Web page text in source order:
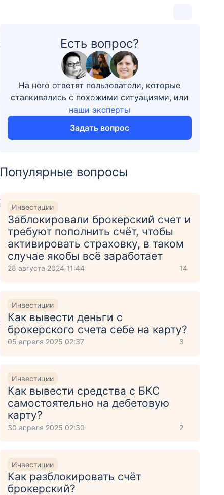
Есть вопрос?
На него ответят пользователи, которые
сталкивались с похожими ситуациями, или
наши эксперты
Задать вопрос
Популярные вопросы
Инвестиции
Заблокировали брокерский счет и
требуют пополнить счёт, чтобы
активировать страховку, в таком
случае якобы всё заработает
28 августа 2024 11:44 14
Инвестиции
Как вывести деньги с
брокерского счета себе на карту?
05 апреля 2025 02:37 3
Инвестиции
Как вывести средства с БКС
самостоятельно на дебетовую
карту?
30 апреля 2025 02:30 2
Инвестиции
Как разблокировать счёт
брокерский?